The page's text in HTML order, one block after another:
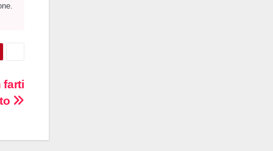
farti